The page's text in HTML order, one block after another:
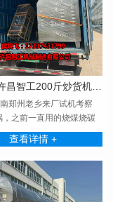
郑州老乡来厂试机考察
之前一直用的烧煤烧碳
随后经过···
查看详情 +